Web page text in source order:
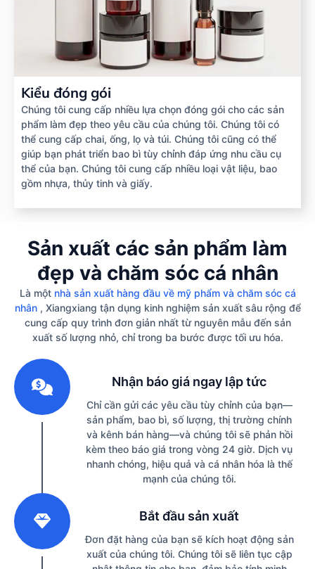
Kiểu đóng gói
Chúng tôi cung cấp nhiều lựa chọn đóng gói cho các sản
phẩm làm đẹp theo yêu cầu của chúng tôi. Chúng tôi có
thể cung cấp chai, ống, lọ và túi. Chúng tôi cũng có thể
giúp bạn phát triển bao bì tùy chỉnh đáp ứng nhu cầu cụ
thể của bạn. Chúng tôi cung cấp nhiều loại vật liệu, bao
gồm nhựa, thủy tinh và giấy.
Sản xuất các sản phẩm làm
đẹp và chăm sóc cá nhân
Là một nhà sản xuất hàng đầu về mỹ phẩm và chăm sóc cá
nhân, Xiangxiang tận dụng kinh nghiệm sản xuất sâu rộng để
cung cấp quy trình đơn giản nhất từ ​​nguyên mẫu đến sản
xuất số lượng nhỏ, chỉ trong ba bước được tối ưu hóa.
Nhận báo giá ngay lập tức
Chỉ cần gửi các yêu cầu tùy chỉnh của bạn—
sản phẩm, bao bì, số lượng, thị trường chính
và kênh bán hàng—và chúng tôi sẽ phản hồi
kèm theo báo giá trong vòng 24 giờ. Dịch vụ
nhanh chóng, hiệu quả và cá nhân hóa là thế
mạnh của chúng tôi.
Bắt đầu sản xuất
Đơn đặt hàng của bạn sẽ kích hoạt động sản
xuất của chúng tôi. Chúng tôi sẽ liên tục cập